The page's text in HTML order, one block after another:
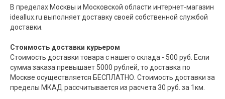
В пределах Москвы и Московской области интернет-магазин
ideallux.ru выполняет доставку своей собственной службой
доставки.
Стоимость доставки курьером
Стоимость доставки товара с нашего склада - 500 руб. Если
сумма заказа превышает 5000 рублей, то доставка по
Москве осуществляется БЕСПЛАТНО. Стоимость доставки за
пределы МКАД рассчитывается из расчета 30 руб. за 1км.